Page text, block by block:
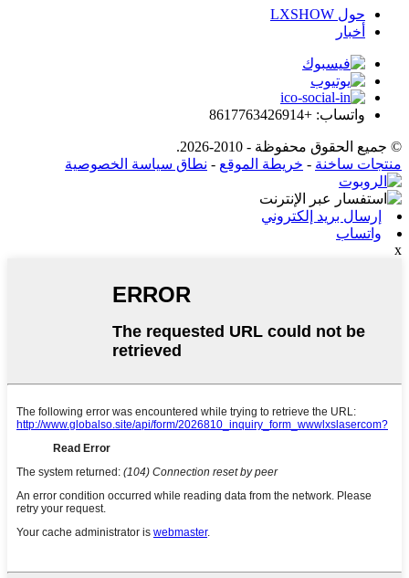
حول LXSHOW
أخبار
واتساب: +8617763426914
© جميع الحقوق محفوظة - 2010-2026.
منتجات ساخنة - خريطة الموقع - نطاق سياسة الخصوصية
إرسال بريد إلكتروني
واتساب
x